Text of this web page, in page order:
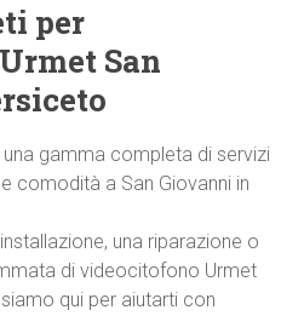
per
San
gamma completa di servizi
comodità a San Giovanni in
una riparazione o
di videocitofono Urmet
qui per aiutarti con